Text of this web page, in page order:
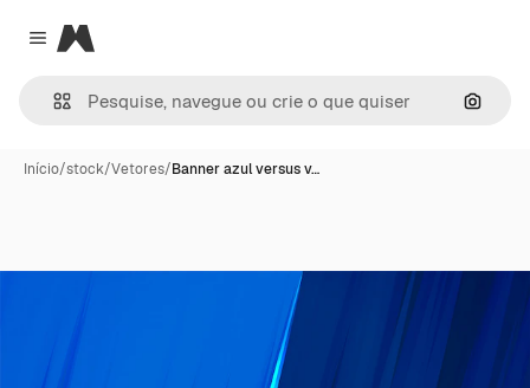
Close menu
Magnific
Início/stock/Vetores/Banner azul versus v…